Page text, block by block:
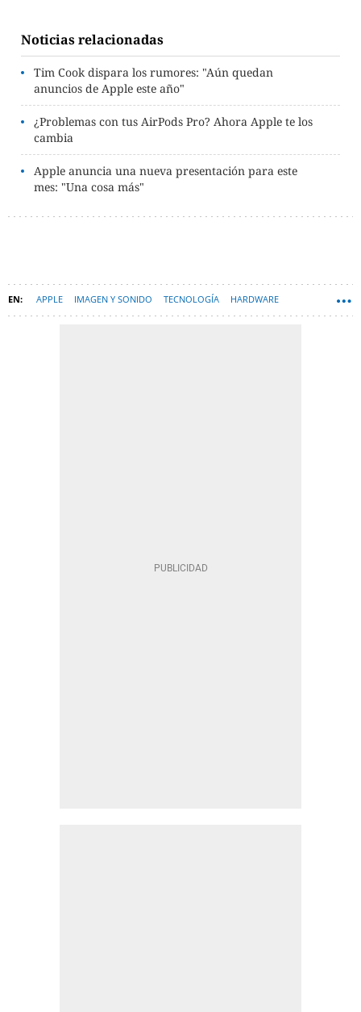
Noticias relacionadas
Tim Cook dispara los rumores: "Aún quedan
anuncios de Apple este año"
¿Problemas con tus AirPods Pro? Ahora Apple te los
cambia
Apple anuncia una nueva presentación para este
mes: "Una cosa más"
APPLE IMAGEN Y SONIDO TECNOLOGÍA HARDWARE